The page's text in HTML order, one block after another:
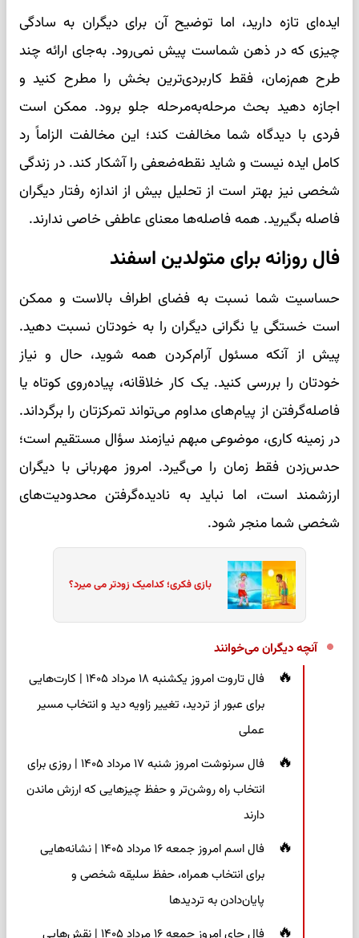
ایده‌ای تازه دارید، اما توضیح آن برای دیگران به سادگی
چیزی که در ذهن شماست پیش نمی‌رود. به‌جای ارائه چند
طرح هم‌زمان، فقط کاربردی‌ترین بخش را مطرح کنید و
اجازه دهید بحث مرحله‌به‌مرحله جلو برود. ممکن است
فردی با دیدگاه شما مخالفت کند؛ این مخالفت الزاماً رد
کامل ایده نیست و شاید نقطه‌ضعفی را آشکار کند. در زندگی
شخصی نیز بهتر است از تحلیل بیش از اندازه رفتار دیگران
فاصله بگیرید. همه فاصله‌ها معنای عاطفی خاصی ندارند.
فال روزانه برای متولدین اسفند
حساسیت شما نسبت به فضای اطراف بالاست و ممکن
است خستگی یا نگرانی دیگران را به خودتان نسبت دهید.
پیش از آنکه مسئول آرام‌کردن همه شوید، حال و نیاز
خودتان را بررسی کنید. یک کار خلاقانه، پیاده‌روی کوتاه یا
فاصله‌گرفتن از پیام‌های مداوم می‌تواند تمرکزتان را برگرداند.
در زمینه کاری، موضوعی مبهم نیازمند سؤال مستقیم است؛
حدس‌زدن فقط زمان را می‌گیرد. امروز مهربانی با دیگران
ارزشمند است، اما نباید به نادیده‌گرفتن محدودیت‌های
شخصی شما منجر شود.
بازی فکری؛ کدامیک زودتر می میرد؟
آنچه دیگران می‌خوانند
فال تاروت امروز یکشنبه ۱۸ مرداد ۱۴۰۵ | کارت‌هایی
برای عبور از تردید، تغییر زاویه دید و انتخاب مسیر
عملی
فال سرنوشت امروز شنبه ۱۷ مرداد ۱۴۰۵ | روزی برای
انتخاب راه روشن‌تر و حفظ چیزهایی که ارزش ماندن
دارند
فال اسم امروز جمعه ۱۶ مرداد ۱۴۰۵ | نشانه‌هایی
برای انتخاب همراه، حفظ سلیقه شخصی و
پایان‌دادن به تردیدها
فال چای امروز جمعه ۱۶ مرداد ۱۴۰۵ | نقش‌هایی